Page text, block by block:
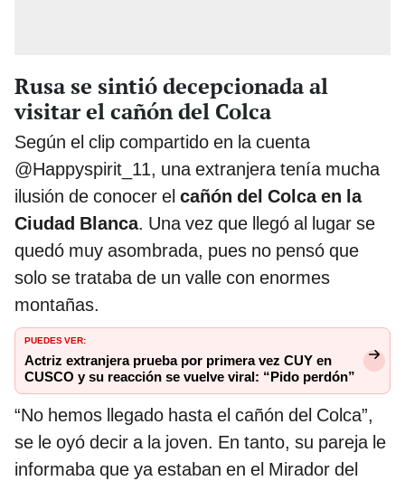
Rusa se sintió decepcionada al
visitar el cañón del Colca
Según el clip compartido en la cuenta
@Happyspirit_11, una extranjera tenía mucha
ilusión de conocer el cañón del Colca en la
Ciudad Blanca. Una vez que llegó al lugar se
quedó muy asombrada, pues no pensó que
solo se trataba de un valle con enormes
montañas.
PUEDES VER:
Actriz extranjera prueba por primera vez CUY en
CUSCO y su reacción se vuelve viral: “Pido perdón”
“No hemos llegado hasta el cañón del Colca”,
se le oyó decir a la joven. En tanto, su pareja le
informaba que ya estaban en el Mirador del